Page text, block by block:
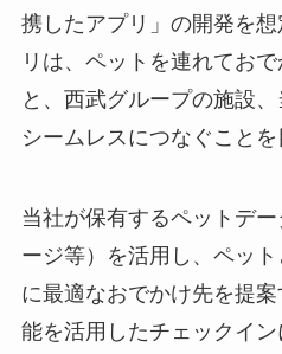
携したアプリ」の開発を
リは、ペットを連れてお
と、西武グループの施設
シームレスにつなぐことを
当社が保有するペットデ
ージ等）を活用し、ペッ
に最適なおでかけ先を提
能を活用したチェックイ